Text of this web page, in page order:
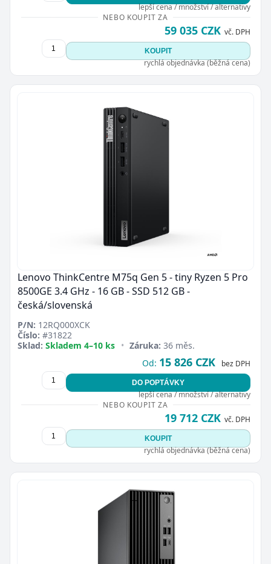
lepší cena / množství / alternativy
NEBO KOUPIT ZA
59 035 CZK vč. DPH
KOUPIT
rychlá objednávka (běžná cena)
Lenovo ThinkCentre M75q Gen 5 - tiny Ryzen 5 Pro
8500GE 3.4 GHz - 16 GB - SSD 512 GB -
česká/slovenská
P/N: 12RQ000XCK
Číslo: #31822
Sklad: Skladem 4–10 ks • Záruka: 36 měs.
Od: 15 826 CZK bez DPH
DO POPTÁVKY
lepší cena / množství / alternativy
NEBO KOUPIT ZA
19 712 CZK vč. DPH
KOUPIT
rychlá objednávka (běžná cena)